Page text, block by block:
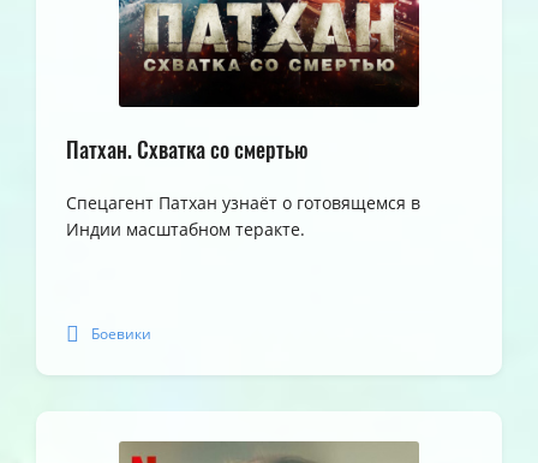
Патхан. Схватка со смертью
Спецагент Патхан узнаёт о готовящемся в
Индии масштабном теракте.
Боевики